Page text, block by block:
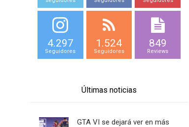
4.297
Seguidores
1.524
Seguidores
849
Reviews
Últimas noticias
GTA VI se dejará ver en más